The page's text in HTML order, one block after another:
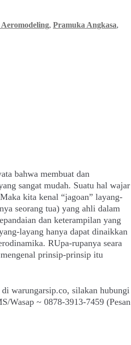
Aeromodeling, Pramuka Angkasa,
bahwa membuat dan
sangat mudah. Suatu hal wajar
kita kenal “jagoan” layang-
seorang tua) yang ahli dalam
dan keterampilan yang
layang hanya dapat dinaikkan
RUpa-rupanya seara
prinsip-prinsip itu
warungarsip.co, silakan hubungi
Wasap ~ 0878-3913-7459 (Pesan